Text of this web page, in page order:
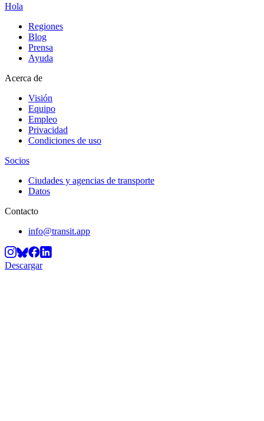
Hola
Regiones
Blog
Prensa
Ayuda
Acerca de
Visión
Equipo
Empleo
Privacidad
Condiciones de uso
Socios
Ciudades y agencias de transporte
Datos
Contacto
info@transit.app
Descargar